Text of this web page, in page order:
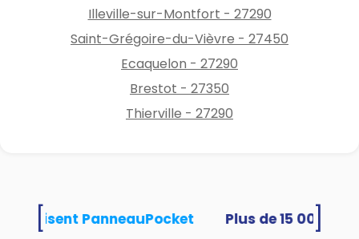
Illeville-sur-Montfort - 27290
Saint-Grégoire-du-Vièvre - 27450
Ecaquelon - 27290
Brestot - 27350
Thierville - 27290
utilisent PanneauPocket